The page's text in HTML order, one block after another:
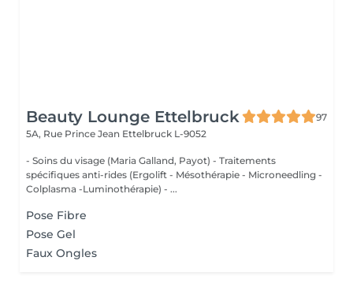
Beauty Lounge Ettelbruck
97
5A, Rue Prince Jean Ettelbruck L-9052
- Soins du visage (Maria Galland, Payot) - Traitements
spécifiques anti-rides (Ergolift - Mésothérapie - Microneedling -
Colplasma -Luminothérapie) - ...
Pose Fibre
Pose Gel
Faux Ongles